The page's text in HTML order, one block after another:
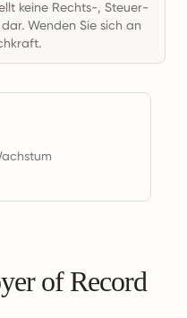
keine Rechts-, Steuer-
Wenden Sie sich an
of Record